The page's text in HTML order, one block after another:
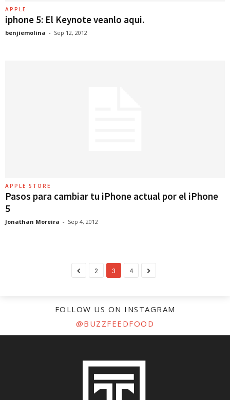
APPLE
iphone 5: El Keynote veanlo aqui.
benjiemolina - Sep 12, 2012
APPLE STORE
Pasos para cambiar tu iPhone actual por el iPhone
5
Jonathan Moreira - Sep 4, 2012
2 3 4
FOLLOW US ON INSTAGRAM
@BUZZFEEDFOOD